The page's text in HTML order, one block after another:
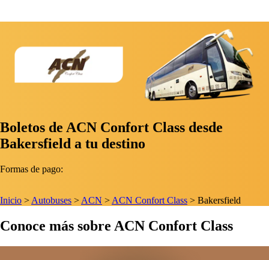
Boletos de ACN Confort Class desde
Bakersfield a tu destino
Formas de pago:
Inicio > Autobuses > ACN > ACN Confort Class > Bakersfield
Conoce más sobre ACN Confort Class